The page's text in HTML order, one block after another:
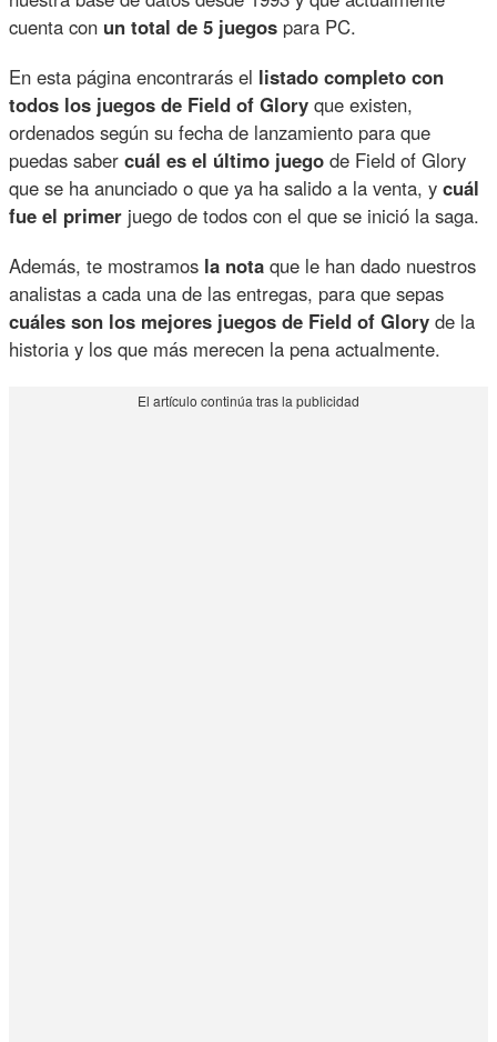
cuenta con un total de 5 juegos para PC.
En esta página encontrarás el listado completo con
todos los juegos de Field of Glory que existen,
ordenados según su fecha de lanzamiento para que
puedas sabercuál es el último juego de Field of Glory
que se ha anunciado o que ya ha salido a la venta, ycuál
fue el primer juego de todos con el que se inició la saga.
Además, te mostramos la nota que le han dado nuestros
analistas a cada una de las entregas, para que sepas
cuáles son los mejores juegos de Field of Glory de la
historia y los que más merecen la pena actualmente.